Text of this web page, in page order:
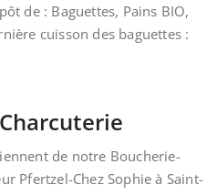
de : Baguettes, Pains BIO,
cuisson des baguettes :
de notre Boucherie-
Pfertzel-Chez Sophie à Saint-